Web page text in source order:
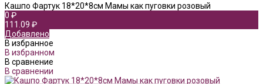
Кашпо Фартук 18*20*8см Мамы как пуговки розовый
0 ₽
111.09 ₽
Добавлено
В избранное
В избранном
В сравнение
В сравнении